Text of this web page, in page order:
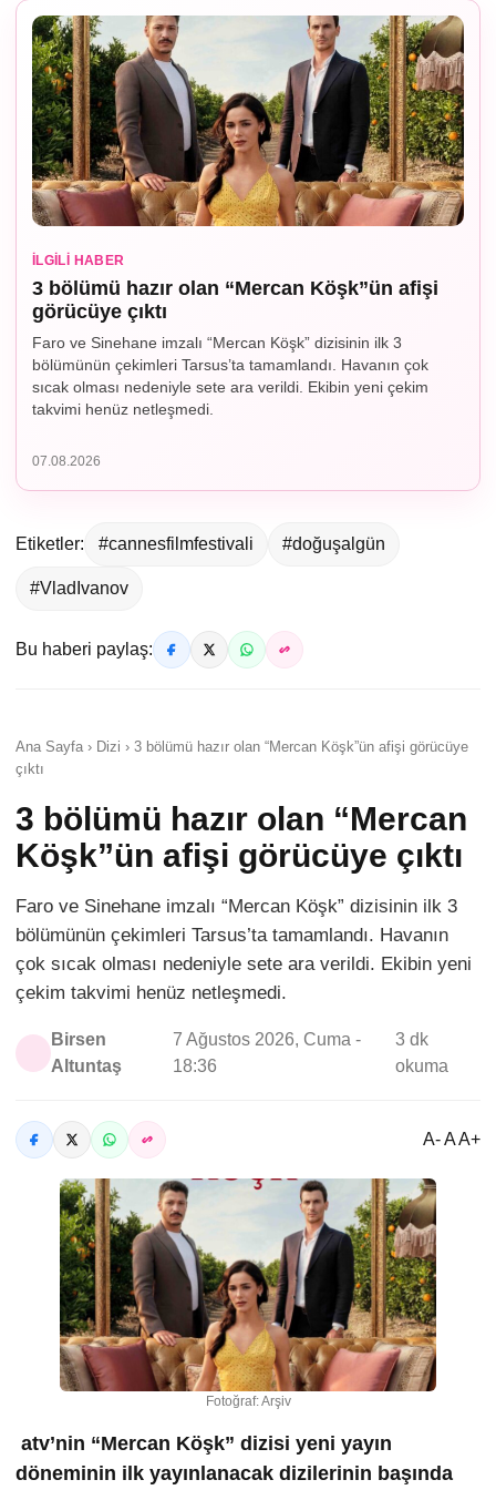
İLGILI HABER
3 bölümü hazır olan “Mercan Köşk”ün afişi
görücüye çıktı
Faro ve Sinehane imzalı “Mercan Köşk” dizisinin ilk 3
bölümünün çekimleri Tarsus’ta tamamlandı. Havanın çok
sıcak olması nedeniyle sete ara verildi. Ekibin yeni çekim
takvimi henüz netleşmedi.
07.08.2026
Etiketler: #cannesfilmfestivali #doğuşalgün
#VladIvanov
Bu haberi paylaş:
Ana Sayfa › Dizi › 3 bölümü hazır olan “Mercan Köşk”ün afişi görücüye
çıktı
3 bölümü hazır olan “Mercan
Köşk”ün afişi görücüye çıktı
Faro ve Sinehane imzalı “Mercan Köşk” dizisinin ilk 3
bölümünün çekimleri Tarsus’ta tamamlandı. Havanın
çok sıcak olması nedeniyle sete ara verildi. Ekibin yeni
çekim takvimi henüz netleşmedi.
Birsen
Altuntaş
7 Ağustos 2026, Cuma -
18:36
3 dk
okuma
A- A A+
Fotoğraf: Arşiv
atv’nin “Mercan Köşk” dizisi yeni yayın
döneminin ilk yayınlanacak dizilerinin başında